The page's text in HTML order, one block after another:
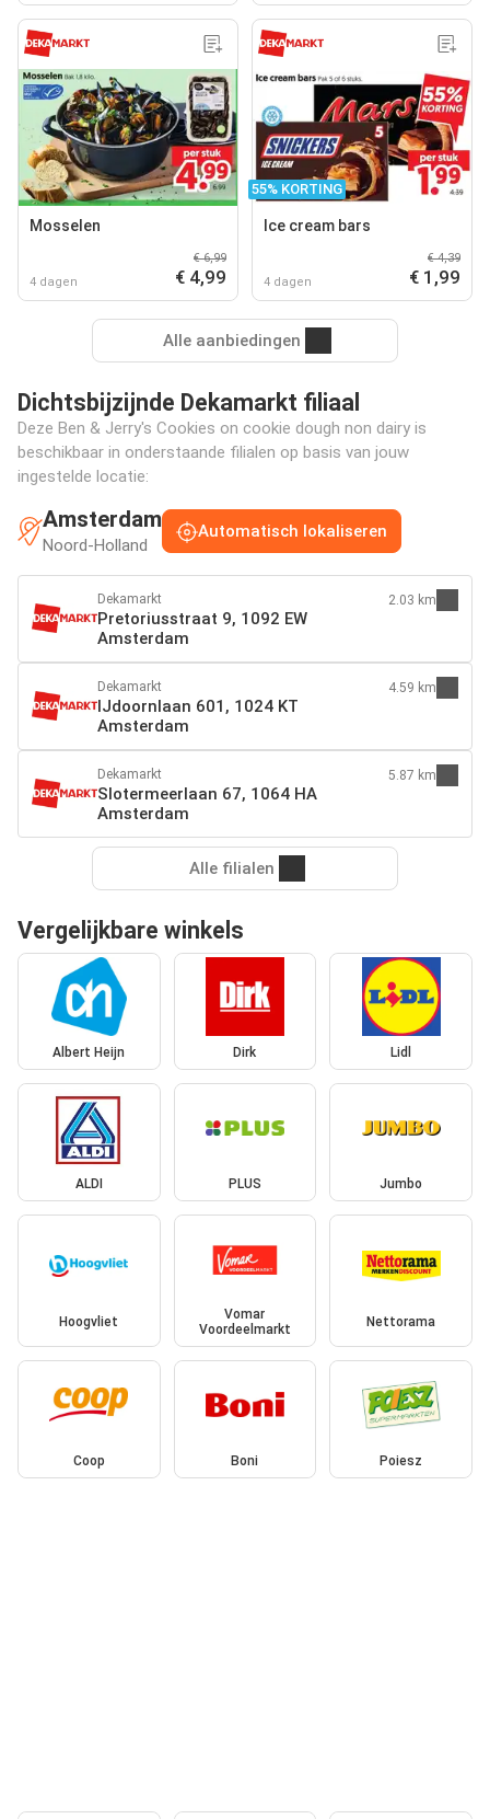
Mosselen
4 dagen
€ 6,99
€ 4,99
55% KORTING
Ice cream bars
4 dagen
€ 4,39
€ 1,99
Alle aanbiedingen
Dichtsbijzijnde Dekamarkt filiaal
Deze Ben & Jerry's Cookies on cookie dough non dairy is
beschikbaar in onderstaande filialen op basis van jouw
ingestelde locatie:
Amsterdam
Noord-Holland
Automatisch lokaliseren
Dekamarkt
Pretoriusstraat 9, 1092 EW
Amsterdam
2.03 km
Dekamarkt
IJdoornlaan 601, 1024 KT
Amsterdam
4.59 km
Dekamarkt
Slotermeerlaan 67, 1064 HA
Amsterdam
5.87 km
Alle filialen
Vergelijkbare winkels
Albert Heijn Dirk Lidl
ALDI PLUS Jumbo
Hoogvliet
Vomar
Voordeelmarkt
Nettorama
Coop Boni Poiesz